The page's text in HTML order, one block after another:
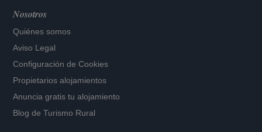
Nosotros
Quiénes somos
Aviso Legal
Configuración de Cookies
Propietarios alojamientos
Anuncia gratis tu alojamiento
Blog de Turismo Rural